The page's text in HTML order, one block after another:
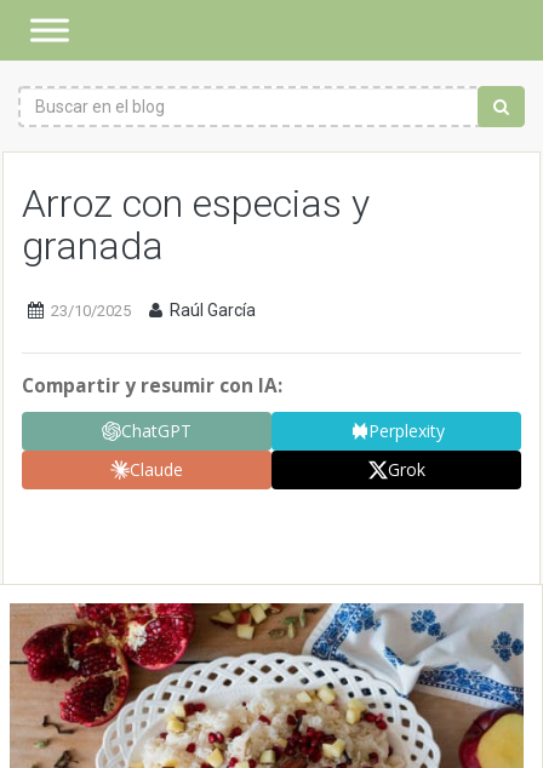
Arroz con especias y
granada
23/10/2025 Raúl García
Compartir y resumir con IA:
ChatGPT
Perplexity
Claude
Grok